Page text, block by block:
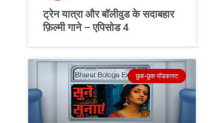
ट्रेन यात्रा और बॉलीवुड के सदाबहार
फ़िल्मी गाने – एपिसोड 4
छुक-छुक पॉडकास्ट